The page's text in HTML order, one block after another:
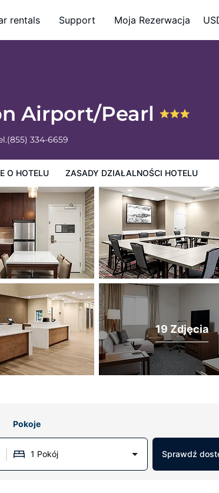
rentals Support Moja Rezerwacja
Airport/Pearl
(855) 334-6659
O HOTELU ZASADY DZIAŁALNOŚCI HOTELU
19 Zdjęcia
Pokoje
1 Pokój Sprawdź